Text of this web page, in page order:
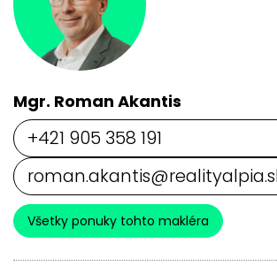
Mgr. Roman Akantis
+421 905 358 191
Všetky ponuky tohto makléra